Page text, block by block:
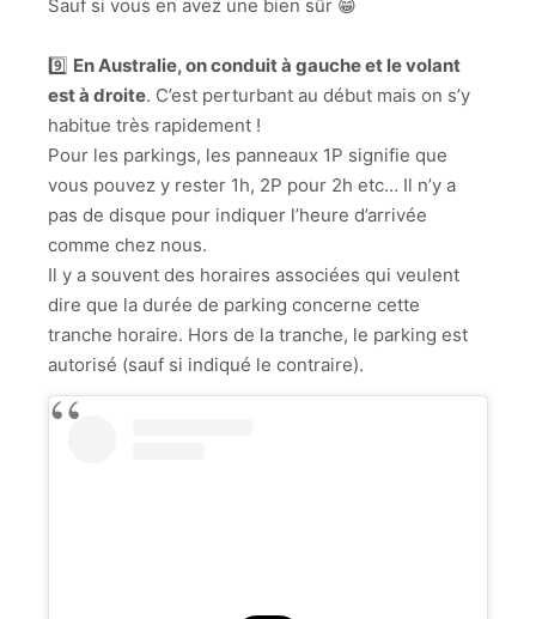
Sauf si vous en avez une bien sûr 😁
9️⃣ En Australie, on conduit à gauche et le volant
est à droite. C’est perturbant au début mais on s’y
habitue très rapidement !
Pour les parkings, les panneaux 1P signifie que
vous pouvez y rester 1h, 2P pour 2h etc… Il n’y a
pas de disque pour indiquer l’heure d’arrivée
comme chez nous.
Il y a souvent des horaires associées qui veulent
dire que la durée de parking concerne cette
tranche horaire. Hors de la tranche, le parking est
autorisé (sauf si indiqué le contraire).